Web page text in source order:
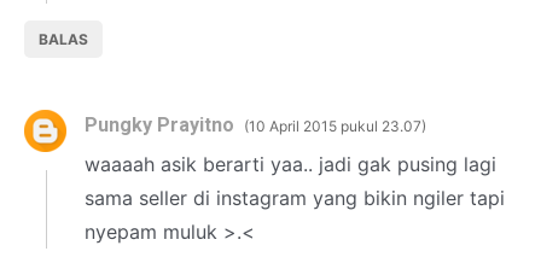
BALAS
Pungky Prayitno 10 April 2015 pukul 23.07
waaaah asik berarti yaa.. jadi gak pusing lagi
sama seller di instagram yang bikin ngiler tapi
nyepam muluk >.<